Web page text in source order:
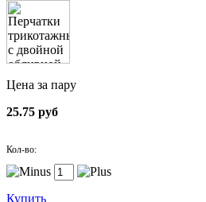
Цена за пару
25.75 руб
Кол-во:
Купить